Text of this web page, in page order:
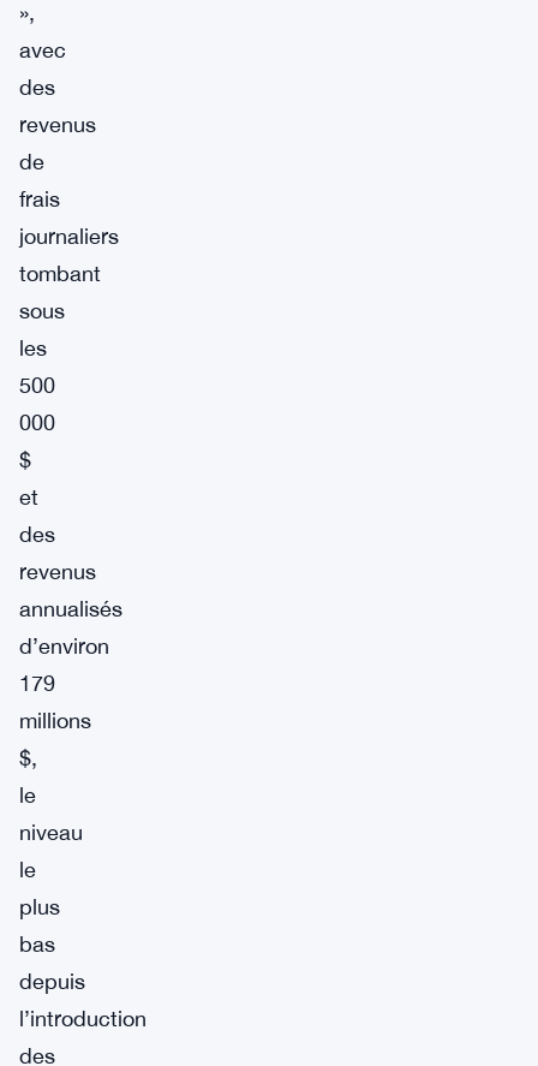
»,
avec
des
revenus
de
frais
journaliers
tombant
sous
les
500
000
$
et
des
revenus
annualisés
d’environ
179
millions
$,
le
niveau
le
plus
bas
depuis
l’introduction
des